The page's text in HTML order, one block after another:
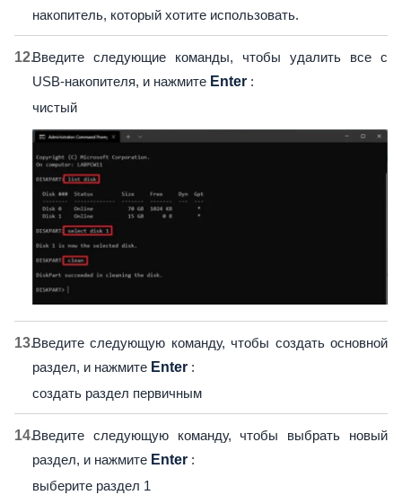
накопитель, который хотите использовать.
Введите следующие команды, чтобы удалить все с
USB-накопителя, и нажмите Enter :
чистый
Введите следующую команду, чтобы создать основной
раздел, и нажмите Enter :
создать раздел первичным
Введите следующую команду, чтобы выбрать новый
раздел, и нажмите Enter :
выберите раздел 1